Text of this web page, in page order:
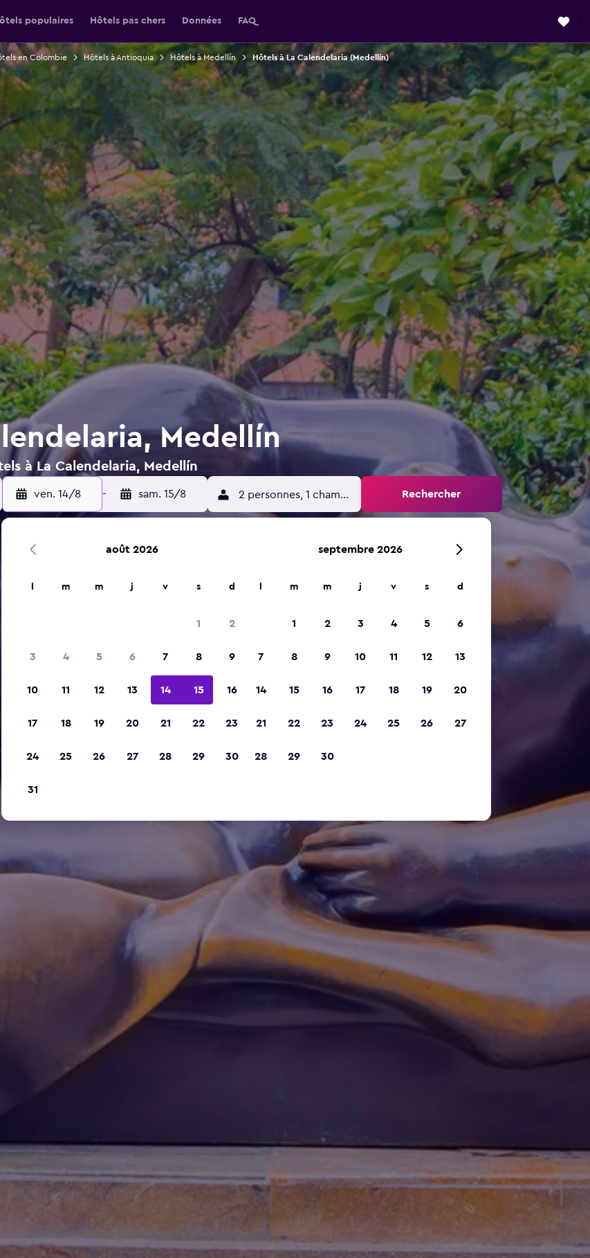
populaires Hôtels pas chers Données FAQ
en Colombie Hôtels à Antioquia Hôtels à Medellín Hôtels à La Calendelaria (Medellín)
Medellín
à La Calendelaria, Medellín
ven. 14/8 - sam. 15/8 2 personnes, 1 chambre Rechercher
août 2026
m m j v s d
1 2
3 4 5 6 7 8 9
10 11 12 13 14 15 16
17 18 19 20 21 22 23
24 25 26 27 28 29 30
31
septembre 2026
m m j v s d
1 2 3 4 5 6
7 8 9 10 11 12 13
14 15 16 17 18 19 20
21 22 23 24 25 26 27
28 29 30